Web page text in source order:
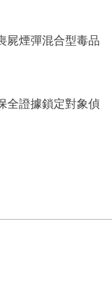
煙彈混合型毒品
證據鎖定對象偵